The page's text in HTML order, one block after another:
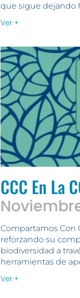
que sigue dejando
Ver +
CCC En La
Compartamos Con
reforzando su
biodiversidad a
herramientas de
Ver +